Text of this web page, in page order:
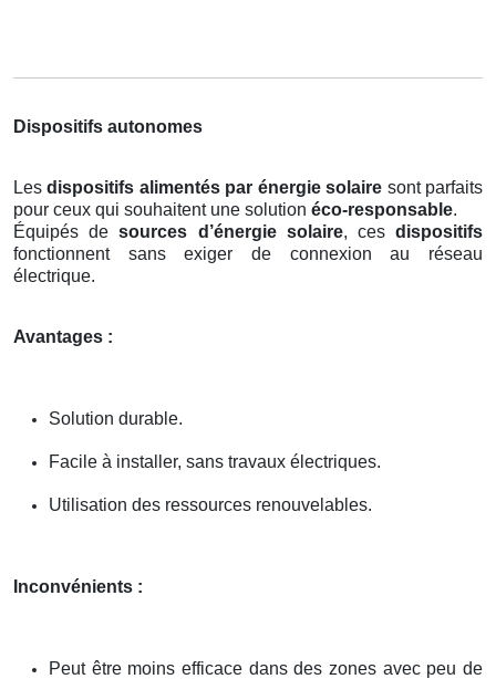
Dispositifs autonomes
Lesdispositifs alimentés par énergie solaire sont parfaits
pour ceux qui souhaitent une solution éco-responsable.
Équipés desources d’énergie solaire, cesdispositifs
fonctionnent sans exiger de connexion au réseau
électrique.
Avantages :
Solution durable.
Facile à installer, sans travaux électriques.
Utilisation des ressources renouvelables.
Inconvénients :
Peut être moins efficace dans des zones avec peu de